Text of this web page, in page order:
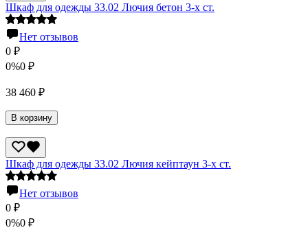
Шкаф для одежды 33.02 Лючия бетон 3-х ст.
Нет отзывов
0 ₽
0%0 ₽
38 460 ₽
В корзину
Шкаф для одежды 33.02 Лючия кейптаун 3-х ст.
Нет отзывов
0 ₽
0%0 ₽